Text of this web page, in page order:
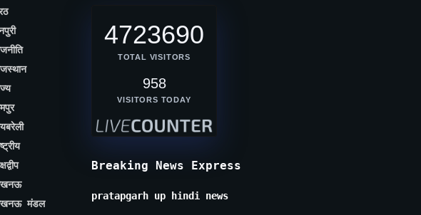
मंडल
4723690
TOTAL VISITORS
958
VISITORS TODAY
Breaking News Express
pratapgarh up hindi news